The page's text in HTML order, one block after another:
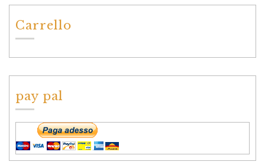
Carrello
pay pal